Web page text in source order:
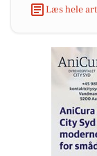
Læs hele